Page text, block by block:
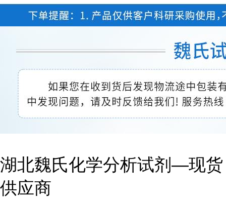
湖北魏氏化学分析试剂—现货
供应商